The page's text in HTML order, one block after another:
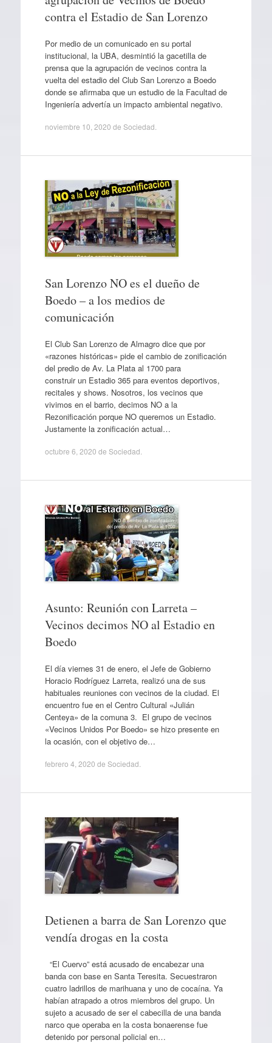
contra el Estadio de San Lorenzo
Por medio de un comunicado en su portal
institucional, la UBA, desmintió la gacetilla de
prensa que la agrupación de vecinos contra la
vuelta del estadio del Club San Lorenzo a Boedo
donde se afirmaba que un estudio de la Facultad de
Ingeniería advertía un impacto ambiental negativo.
noviembre 10, 2020 de Sociedad
San Lorenzo NO es el dueño de
Boedo – a los medios de
comunicación
El Club San Lorenzo de Almagro dice que por
«razones históricas» pide el cambio de zonificación
del predio de Av. La Plata al 1700 para
construir un Estadio 365 para eventos deportivos,
recitales y shows. Nosotros, los vecinos que
vivimos en el barrio, decimos NO a la
Rezonificación porque NO queremos un Estadio.
Justamente la zonificación actual…
octubre 6, 2020 de Sociedad
Asunto: Reunión con Larreta –
Vecinos decimos NO al Estadio en
Boedo
El día viernes 31 de enero, el Jefe de Gobierno
Horacio Rodríguez Larreta, realizó una de sus
habituales reuniones con vecinos de la ciudad. El
encuentro fue en el Centro Cultural «Julián
Centeya» de la comuna 3. El grupo de vecinos
«Vecinos Unidos Por Boedo» se hizo presente en
la ocasión, con el objetivo de…
febrero 4, 2020 de Sociedad
Detienen a barra de San Lorenzo que
vendía drogas en la costa
“El Cuervo” está acusado de encabezar una
banda con base en Santa Teresita. Secuestraron
cuatro ladrillos de marihuana y uno de cocaína. Ya
habían atrapado a otros miembros del grupo. Un
sujeto a acusado de ser el cabecilla de una banda
narco que operaba en la costa bonaerense fue
detenido por personal policial en…